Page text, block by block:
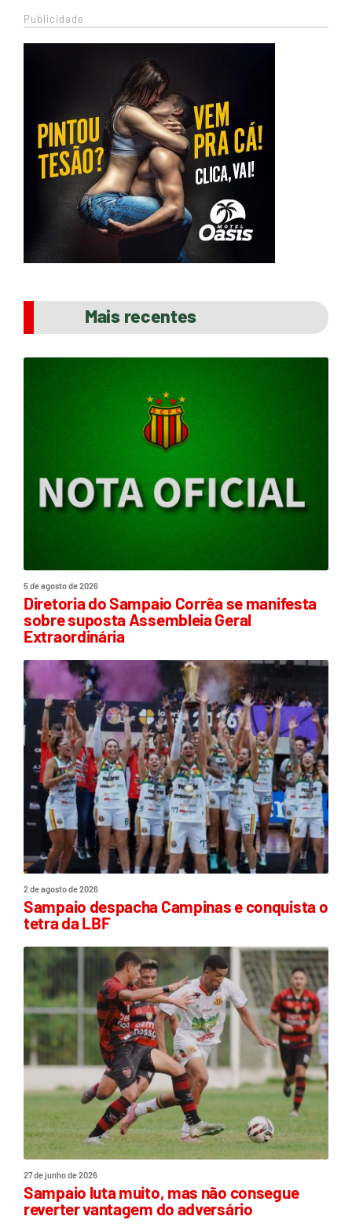
Publicidade
Mais recentes
5 de agosto de 2026
Diretoria do Sampaio Corrêa se manifesta
sobre suposta Assembleia Geral
Extraordinária
2 de agosto de 2026
Sampaio despacha Campinas e conquista o
tetra da LBF
27 de junho de 2026
Sampaio luta muito, mas não consegue
reverter vantagem do adversário